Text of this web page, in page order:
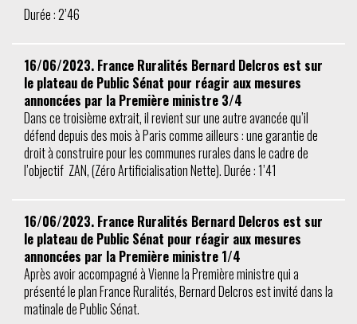
Durée : 2’46
16/06/2023. France Ruralités Bernard Delcros est sur
le plateau de Public Sénat pour réagir aux mesures
annoncées par la Première ministre 3/4
Dans ce troisième extrait, il revient sur une autre avancée qu’il
défend depuis des mois à Paris comme ailleurs : une garantie de
droit à construire pour les communes rurales dans le cadre de
l’objectif ZAN, (Zéro Artificialisation Nette). Durée : 1’41
16/06/2023. France Ruralités Bernard Delcros est sur
le plateau de Public Sénat pour réagir aux mesures
annoncées par la Première ministre 1/4
Après avoir accompagné à Vienne la Première ministre qui a
présenté le plan France Ruralités, Bernard Delcros est invité dans la
matinale de Public Sénat.